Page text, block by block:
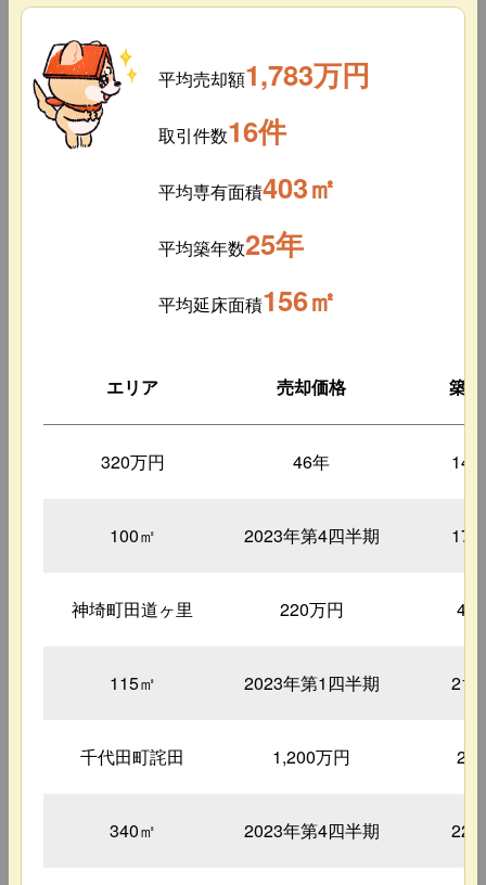
平均売却額1,783万円
取引件数16件
平均専有面積403㎡
平均築年数25年
平均延床面積156㎡
エリア 売却価格 築
320万円 46年 140
100㎡ 2023年第4四半期 170
神埼町田道ヶ里 220万円 43
115㎡ 2023年第1四半期 210
千代田町詫田 1,200万円 25
340㎡ 2023年第4四半期 220